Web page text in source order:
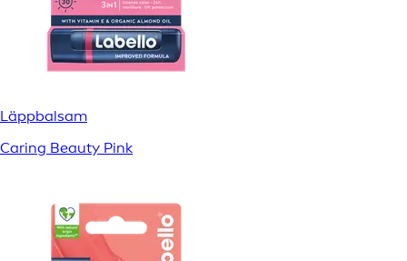
Läppbalsam
Caring Beauty Pink